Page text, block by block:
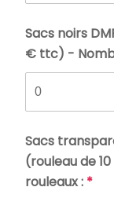
Sacs noirs
€ ttc) -
Sacs
(rouleau de
rouleaux : *